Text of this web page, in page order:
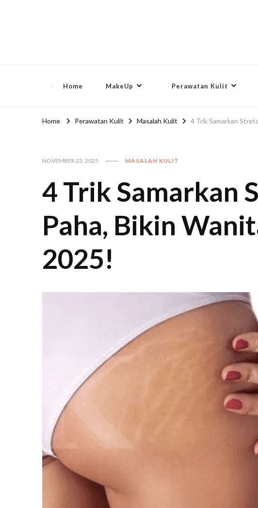
Home MakeUp Perawatan Kulit
Home Perawatan Kulit Masalah Kulit 4 Trik Samarkan
NOVEMBER 23, 2025 MASALAH KULIT
4 Trik Samarkan
Paha, Bikin
2025!